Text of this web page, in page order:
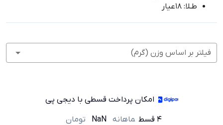
طـلا: 18عیار
فیلتر بر اساس وزن (گرم)
امکان پرداخت قسطی با دیجی پی
۴ قسط
ماهانه NaN تومان